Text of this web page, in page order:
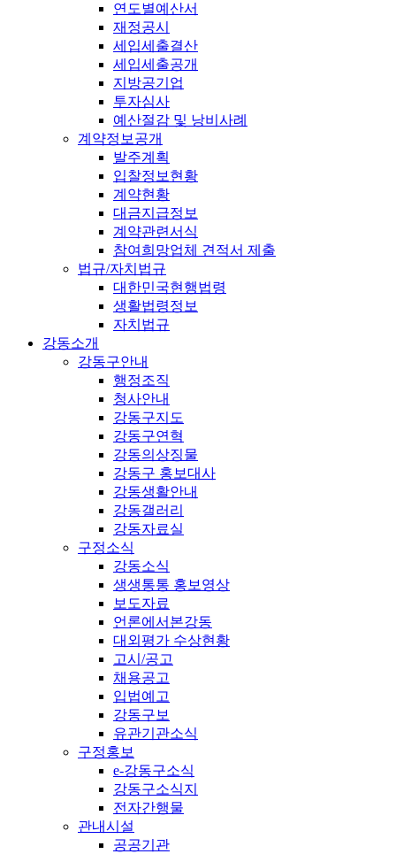
연도별예산서
재정공시
세입세출결산
세입세출공개
지방공기업
투자심사
예산절감 및 낭비사례
계약정보공개
발주계획
입찰정보현황
계약현황
대금지급정보
계약관련서식
참여희망업체 견적서 제출
법규/자치법규
대한민국현행법령
생활법령정보
자치법규
강동소개
강동구안내
행정조직
청사안내
강동구지도
강동구연혁
강동의상징물
강동구 홍보대사
강동생활안내
강동갤러리
강동자료실
구정소식
강동소식
생생통통 홍보영상
보도자료
언론에서본강동
대외평가 수상현황
고시/공고
채용공고
입법예고
강동구보
유관기관소식
구정홍보
e-강동구소식
강동구소식지
전자간행물
관내시설
공공기관